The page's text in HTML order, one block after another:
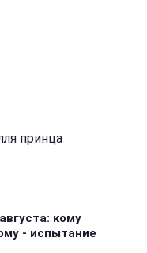
принца
кому
- испытание